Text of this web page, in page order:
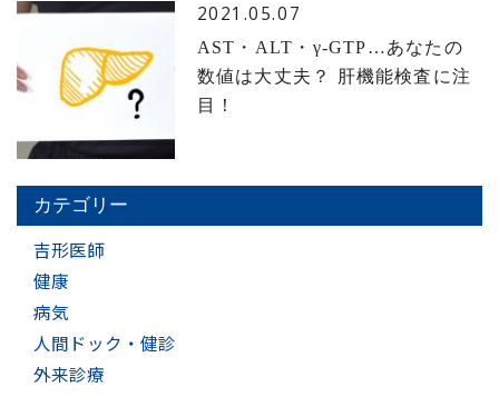
2021.05.07
AST・ALT・γ-GTP…あなたの
数値は大丈夫？ 肝機能検査に注
目！
カテゴリー
吉形医師
健康
病気
人間ドック・健診
外来診療